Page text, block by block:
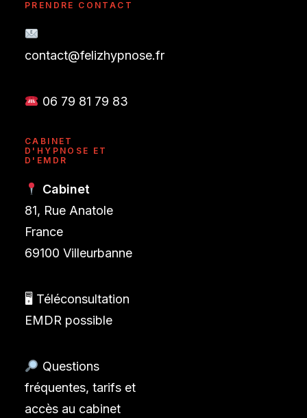
PRENDRE CONTACT
contact@felizhypnose.fr
06 79 81 79 83
CABINET
D'HYPNOSE ET
D'EMDR
Cabinet
81, Rue Anatole
France
69100 Villeurbanne
🖥 Téléconsultation
EMDR possible
Questions
fréquentes, tarifs et
accès au cabinet